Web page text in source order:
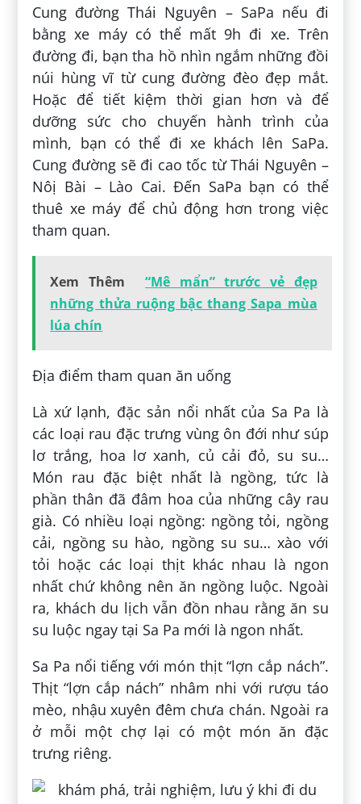
Cung đường Thái Nguyên – SaPa nếu đi
bằng xe máy có thể mất 9h đi xe. Trên
đường đi, bạn tha hồ nhìn ngắm những đồi
núi hùng vĩ từ cung đường đèo đẹp mắt.
Hoặc để tiết kiệm thời gian hơn và để
dưỡng sức cho chuyến hành trình của
mình, bạn có thể đi xe khách lên SaPa.
Cung đường sẽ đi cao tốc từ Thái Nguyên –
Nôị Bài – Lào Cai. Đến SaPa bạn có thể
thuê xe máy để chủ động hơn trong việc
tham quan.
Xem Thêm
“Mê mẩn” trước vẻ đẹp
những thửa ruộng bậc thang Sapa mùa
lúa chín
Địa điểm tham quan ăn uống
Là xứ lạnh, đặc sản nổi nhất của Sa Pa là
các loại rau đặc trưng vùng ôn đới như súp
lơ trắng, hoa lơ xanh, củ cải đỏ, su su…
Món rau đặc biệt nhất là ngồng, tức là
phần thân đã đâm hoa của những cây rau
già. Có nhiều loại ngồng: ngồng tỏi, ngồng
cải, ngồng su hào, ngồng su su… xào với
tỏi hoặc các loại thịt khác nhau là ngon
nhất chứ không nên ăn ngồng luộc. Ngoài
ra, khách du lịch vẫn đồn nhau rằng ăn su
su luộc ngay tại Sa Pa mới là ngon nhất.
Sa Pa nổi tiếng với món thịt “lợn cắp nách”.
Thịt “lợn cắp nách” nhâm nhi với rượu táo
mèo, nhậu xuyên đêm chưa chán. Ngoài ra
ở mỗi một chợ lại có một món ăn đặc
trưng riêng.